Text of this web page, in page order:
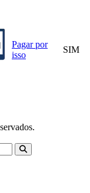
Pagar por
isso
SIM